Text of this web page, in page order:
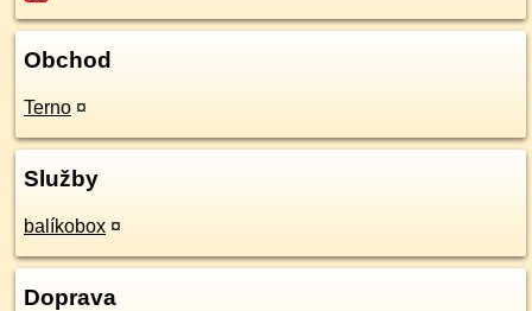
Obchod
Terno ¤
Služby
balíkobox ¤
Doprava